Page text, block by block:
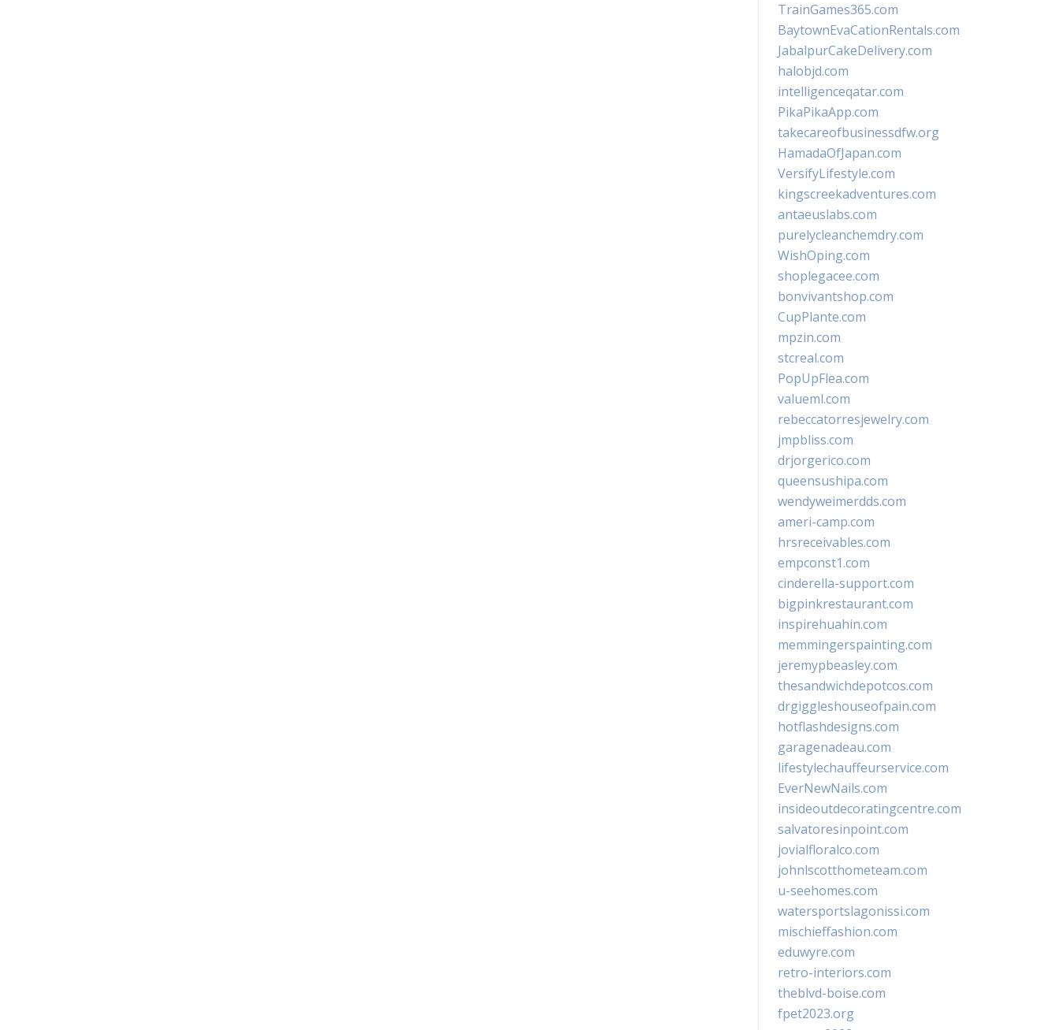
TrainGames365.com
BaytownEvaCationRentals.com
JabalpurCakeDelivery.com
halobjd.com
intelligenceqatar.com
PikaPikaApp.com
takecareofbusinessdfw.org
HamadaOfJapan.com
VersifyLifestyle.com
kingscreekadventures.com
antaeuslabs.com
purelycleanchemdry.com
WishOping.com
shoplegacee.com
bonvivantshop.com
CupPlante.com
mpzin.com
stcreal.com
PopUpFlea.com
valueml.com
rebeccatorresjewelry.com
jmpbliss.com
drjorgerico.com
queensushipa.com
wendyweimerdds.com
ameri-camp.com
hrsreceivables.com
empconst1.com
cinderella-support.com
bigpinkrestaurant.com
inspirehuahin.com
memmingerspainting.com
jeremypbeasley.com
thesandwichdepotcos.com
drgiggleshouseofpain.com
hotflashdesigns.com
garagenadeau.com
lifestylechauffeurservice.com
EverNewNails.com
insideoutdecoratingcentre.com
salvatoresinpoint.com
jovialfloralco.com
johnlscotthometeam.com
u-seehomes.com
watersportslagonissi.com
mischieffashion.com
eduwyre.com
retro-interiors.com
theblvd-boise.com
fpet2023.org